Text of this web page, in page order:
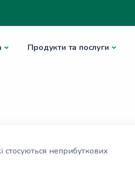
Продукти та послуги
неприбуткових